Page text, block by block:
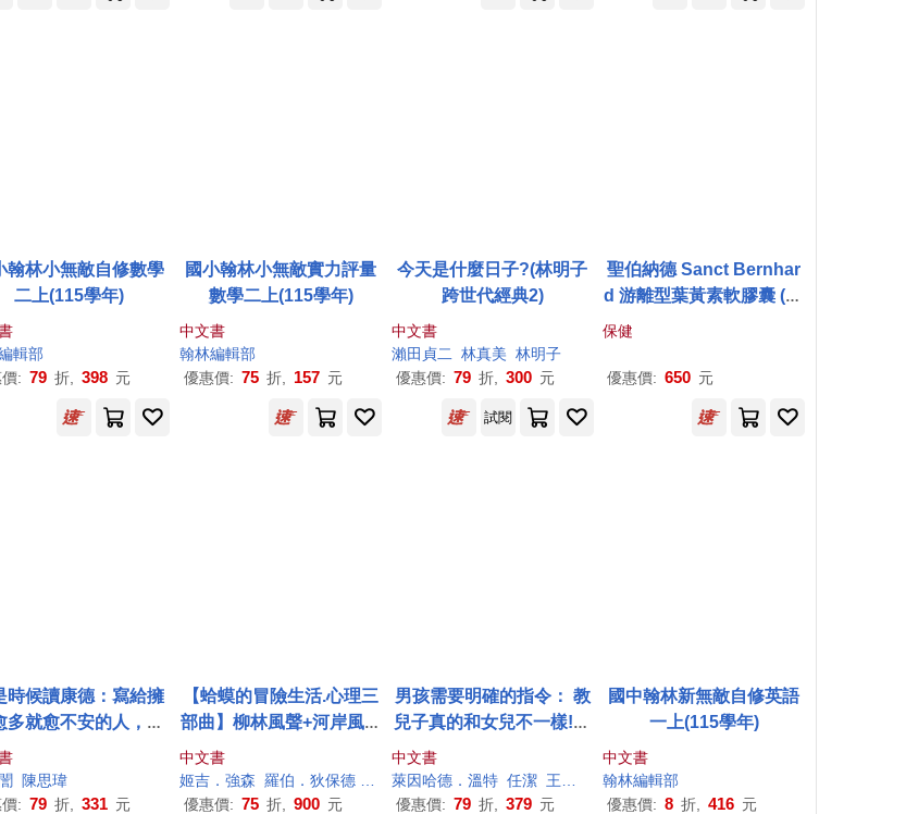
翰林小無敵自修數學
二上(115學年)
輯部
: 79 折, 398 元
國小翰林小無敵實力評量
數學二上(115學年)
中文書
翰林編輯部
優惠價: 75 折, 157 元
今天是什麼日子?(林明子
跨世代經典2)
中文書
瀨田貞二
林真美 林明子
優惠價: 79 折, 300 元
聖伯納德 Sanct Bernhar
d 游離型葉黃素軟膠囊 (90
粒/罐) 山桑子 歐洲藍莓越
保健
優惠價: 650 元
試閱
時候讀康德：寫給擁
多就愈不安的人，跟
德活出平靜規律的人
生
陳思瑋
: 79 折, 331 元
【蛤蟆的冒險生活.心理三
部曲】柳林風聲+河岸風景
+蛤蟆先生去看心理師
中文書
姬吉．強森 羅伯．狄保德 肯尼斯．葛拉罕 郭漁 張美惠 林婉婷 Dinner illustration
優惠價: 75 折, 900 元
男孩需要明確的指令： 教
兒子真的和女兒不一樣!德
國最知名專家30年實踐：
順著天性對他說指令，他
會成為有勇氣、韌性、溫
中文書
萊因哈德．溫特 任潔 王皓潔
優惠價: 79 折, 379 元
國中翰林新無敵自修英語
一上(115學年)
中文書
翰林編輯部
優惠價: 8 折, 416 元